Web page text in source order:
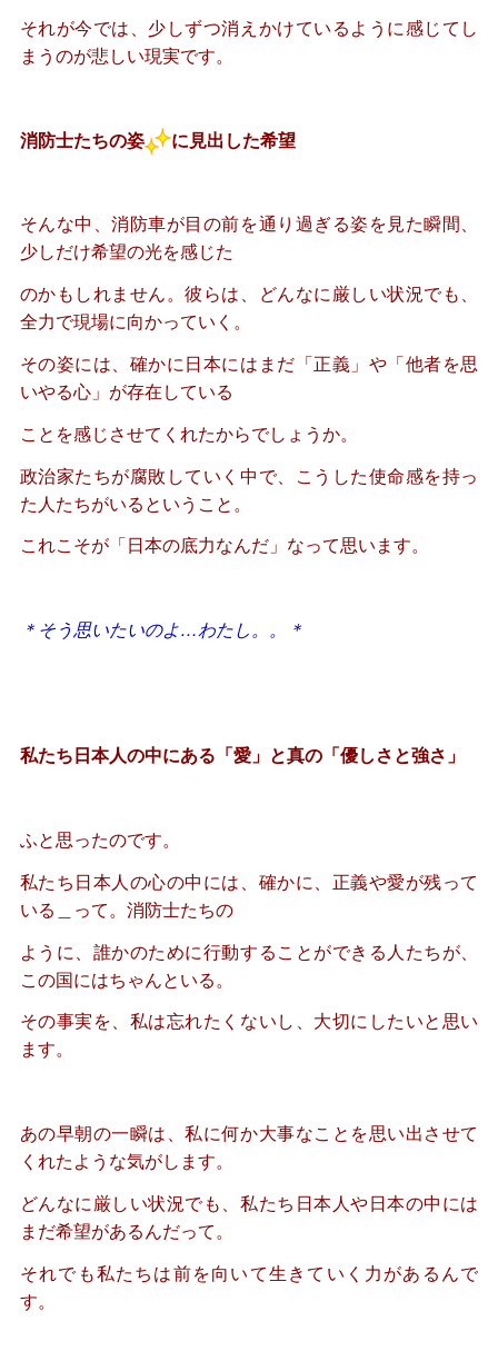
それが今では、少しずつ消えかけているように感じてし
まうのが悲しい現実です。
消防士たちの姿 に見出した希望
そんな中、消防車が目の前を通り過ぎる姿を見た瞬間、
少しだけ希望の光を感じた
のかもしれません。彼らは、どんなに厳しい状況でも、
全力で現場に向かっていく。
その姿には、確かに日本にはまだ「正義」や「他者を思
いやる心」が存在している
ことを感じさせてくれたからでしょうか。
政治家たちが腐敗していく中で、こうした使命感を持っ
た人たちがいるということ。
これこそが「日本の底力なんだ」なって思います。
＊そう思いたいのよ…わたし。。＊
私たち日本人の中にある「愛」と真の「優しさと強さ」
ふと思ったのです。
私たち日本人の心の中には、確かに、正義や愛が残って
いる＿って。消防士たちの
ように、誰かのために行動することができる人たちが、
この国にはちゃんといる。
その事実を、私は忘れたくないし、大切にしたいと思い
ます。
あの早朝の一瞬は、私に何か大事なことを思い出させて
くれたような気がします。
どんなに厳しい状況でも、私たち日本人や日本の中には
まだ希望があるんだって。
それでも私たちは前を向いて生きていく力があるんで
す。